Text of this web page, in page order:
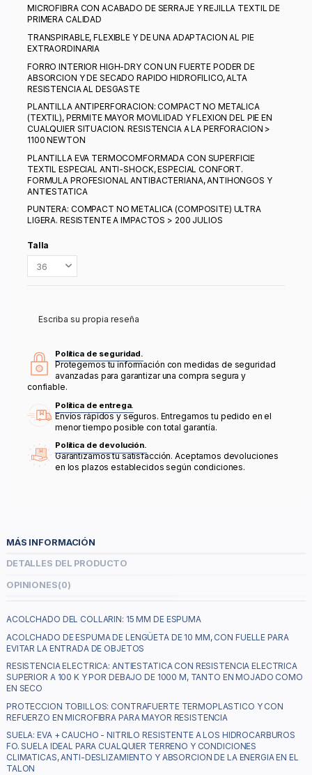
MICROFIBRA CON ACABADO DE SERRAJE Y REJILLA TEXTIL DE
PRIMERA CALIDAD
TRANSPIRABLE, FLEXIBLE Y DE UNA ADAPTACION AL PIE
EXTRAORDINARIA
FORRO INTERIOR HIGH-DRY CON UN FUERTE PODER DE
ABSORCION Y DE SECADO RAPIDO HIDROFILICO, ALTA
RESISTENCIA AL DESGASTE
PLANTILLA ANTIPERFORACION: COMPACT NO METALICA
(TEXTIL), PERMITE MAYOR MOVILIDAD Y FLEXION DEL PIE EN
CUALQUIER SITUACION. RESISTENCIA A LA PERFORACION >
1100 NEWTON
PLANTILLA EVA TERMOCOMFORMADA CON SUPERFICIE
TEXTIL ESPECIAL ANTI-SHOCK, ESPECIAL CONFORT.
FORMULA PROFESIONAL ANTIBACTERIANA, ANTIHONGOS Y
ANTIESTATICA
PUNTERA: COMPACT NO METALICA (COMPOSITE) ULTRA
LIGERA. RESISTENTE A IMPACTOS > 200 JULIOS
Talla
Escriba su propia reseña
Política de seguridad.
Protegemos tu información con medidas de seguridad
avanzadas para garantizar una compra segura y
confiable.
Política de entrega.
Envíos rápidos y seguros. Entregamos tu pedido en el
menor tiempo posible con total garantía.
Política de devolución.
Garantizamos tu satisfacción. Aceptamos devoluciones
en los plazos establecidos según condiciones.
MÁS INFORMACIÓN
DETALLES DEL PRODUCTO
OPINIONES(0)
ACOLCHADO DEL COLLARIN: 15 MM DE ESPUMA
ACOLCHADO DE ESPUMA DE LENGÜETA DE 10 MM, CON FUELLE PARA
EVITAR LA ENTRADA DE OBJETOS
RESISTENCIA ELECTRICA: ANTIESTATICA CON RESISTENCIA ELECTRICA
SUPERIOR A 100 K Y POR DEBAJO DE 1000 M, TANTO EN MOJADO COMO
EN SECO
PROTECCION TOBILLOS: CONTRAFUERTE TERMOPLASTICO Y CON
REFUERZO EN MICROFIBRA PARA MAYOR RESISTENCIA
SUELA: EVA + CAUCHO - NITRILO RESISTENTE A LOS HIDROCARBUROS
FO. SUELA IDEAL PARA CUALQUIER TERRENO Y CONDICIONES
CLIMATICAS, ANTI-DESLIZAMIENTO Y ABSORCION DE LA ENERGIA EN EL
TALON